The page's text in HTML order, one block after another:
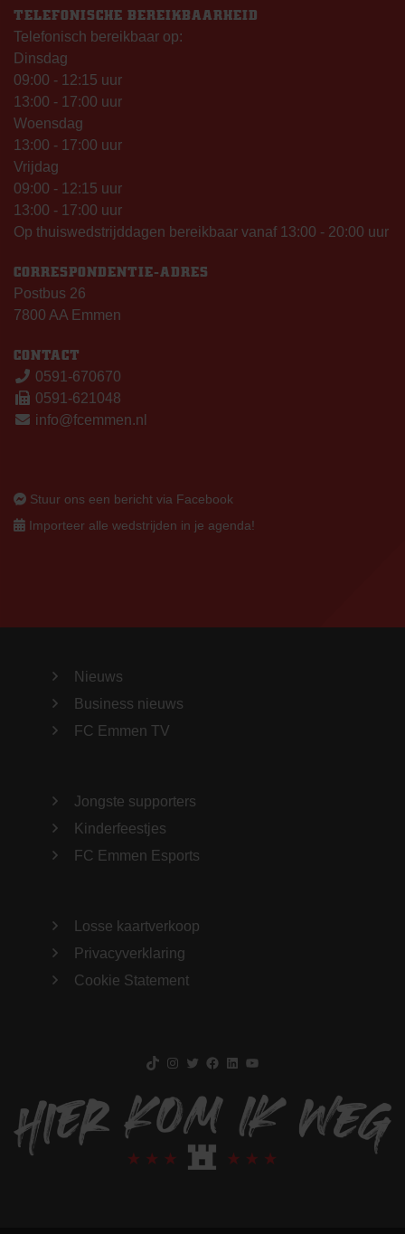
TELEFONISCHE BEREIKBAARHEID
Telefonisch bereikbaar op:
Dinsdag
09:00 - 12:15 uur
13:00 - 17:00 uur
Woensdag
13:00 - 17:00 uur
Vrijdag
09:00 - 12:15 uur
13:00 - 17:00 uur
Op thuiswedstrijddagen bereikbaar vanaf 13:00 - 20:00 uur
CORRESPONDENTIE-ADRES
Postbus 26
7800 AA Emmen
CONTACT
0591-670670
0591-621048
info@fcemmen.nl
Stuur ons een bericht via Facebook
Importeer alle wedstrijden in je agenda!
Nieuws
Business nieuws
FC Emmen TV
Jongste supporters
Kinderfeestjes
FC Emmen Esports
Losse kaartverkoop
Privacyverklaring
Cookie Statement